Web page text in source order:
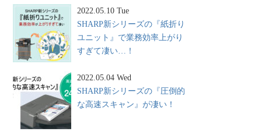
2022.05.10 Tue
SHARP新シリーズの『紙折り
ユニット』で業務効率上がり
すぎて凄い…！
2022.05.04 Wed
SHARP新シリーズの『圧倒的
な高速スキャン』が凄い！